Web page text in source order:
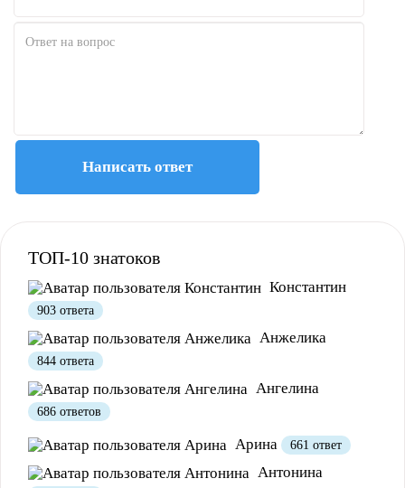
Полезно 12 Не очень 1
Написать ответ
ТОП-10 знатоков
Константин
903 ответа
Анжелика
844 ответа
Ангелина
686 ответов
Арина 661 ответ
Антонина